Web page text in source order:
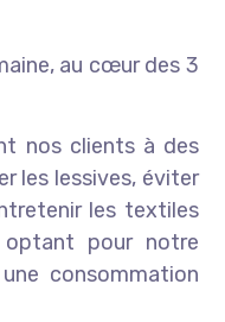
au cœur des 3
nos clients à des
les lessives, éviter
les textiles
optant pour notre
consommation